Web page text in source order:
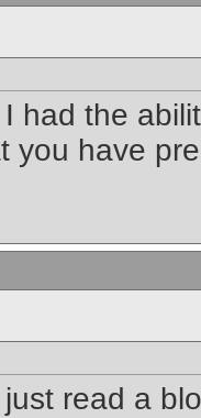
had the
you have
read a